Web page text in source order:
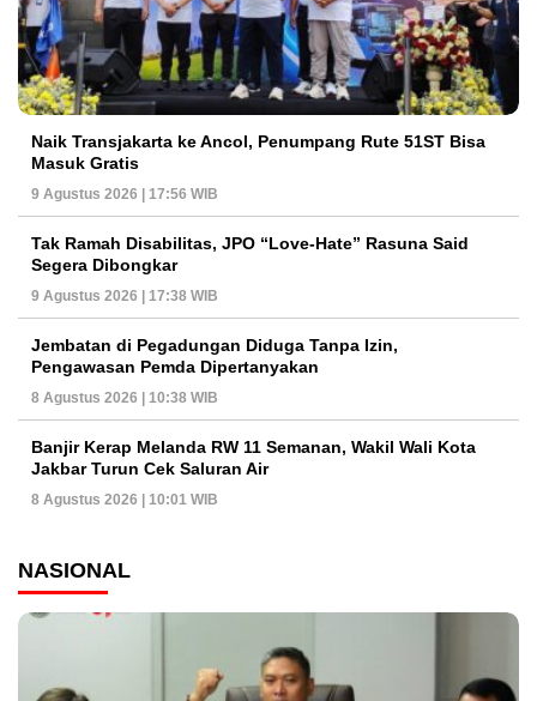
Naik Transjakarta ke Ancol, Penumpang Rute 51ST Bisa
Masuk Gratis
9 Agustus 2026 | 17:56 WIB
Tak Ramah Disabilitas, JPO “Love-Hate” Rasuna Said
Segera Dibongkar
9 Agustus 2026 | 17:38 WIB
Jembatan di Pegadungan Diduga Tanpa Izin,
Pengawasan Pemda Dipertanyakan
8 Agustus 2026 | 10:38 WIB
Banjir Kerap Melanda RW 11 Semanan, Wakil Wali Kota
Jakbar Turun Cek Saluran Air
8 Agustus 2026 | 10:01 WIB
NASIONAL